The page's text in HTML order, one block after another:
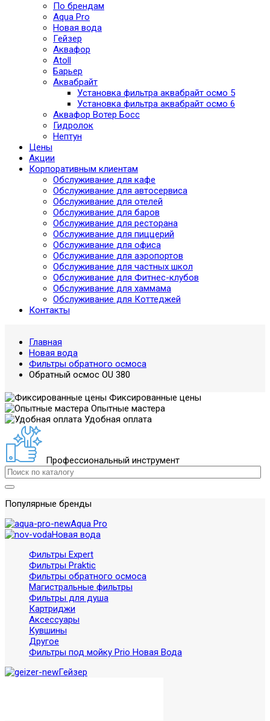
По брендам
Aqua Pro
Новая вода
Гейзер
Аквафор
Atoll
Барьер
Аквабрайт
Установка фильтра аквабрайт осмо 5
Установка фильтра аквабрайт осмо 6
Аквафор Вотер Босс
Гидролок
Нептун
Цены
Акции
Корпоративным клиентам
Обслуживание для кафе
Обслуживание для автосервиса
Обслуживание для отелей
Обслуживание для баров
Обслуживание для ресторана
Обслуживание для пиццерий
Обслуживание для офиса
Обслуживание для аэропортов
Обслуживание для частных школ
Обслуживание для Фитнес-клубов
Обслуживание для хаммама
Обслуживание для Коттеджей
Контакты
Главная
Новая вода
Фильтры обратного осмоса
Обратный осмос OU 380
Фиксированные цены
Опытные мастера
Удобная оплата
Профессиональный инструмент
Популярные бренды
Aqua Pro
Новая вода
Фильтры Expert
Фильтры Praktic
Фильтры обратного осмоса
Магистральные фильтры
Фильтры для душа
Картриджи
Аксессуары
Кувшины
Другое
Фильтры под мойку Prio Новая Вода
Гейзер